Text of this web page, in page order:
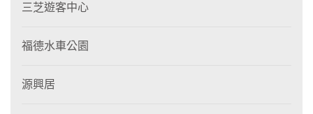
三芝遊客中心
福德水車公園
源興居